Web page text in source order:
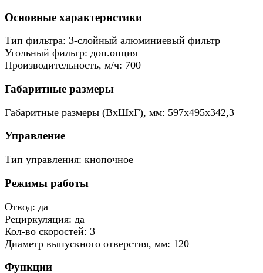
Основные характеристики
Тип фильтра: 3-слойный алюминиевый фильтр
Угольный фильтр: доп.опция
Производительность, м/ч: 700
Габаритные размеры
Габаритные размеры (ВхШхГ), мм: 597х495x342,3
Управление
Тип управления: кнопочное
Режимы работы
Отвод: да
Рециркуляция: да
Кол-во скоростей: 3
Диаметр выпускного отверстия, мм: 120
Функции